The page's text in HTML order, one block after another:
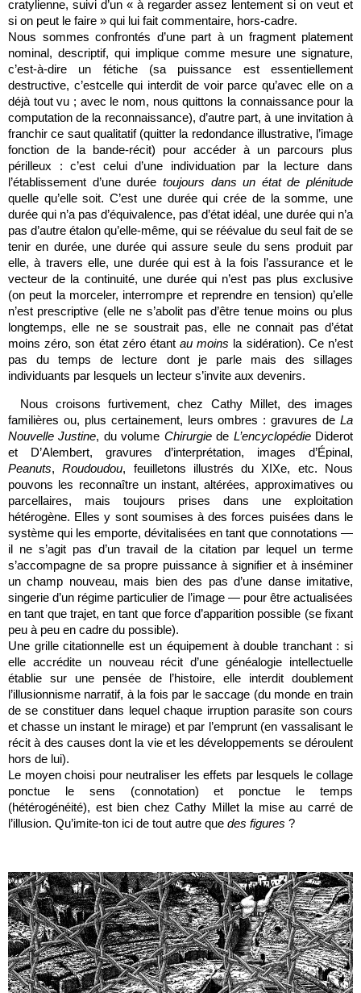
cratylienne, suivi d’un « à regarder assez lentement si on veut et
si on peut le faire » qui lui fait commentaire, hors-cadre.
Nous sommes confrontés d’une part à un fragment platement
nominal, descriptif, qui implique comme mesure une signature,
c’est-à-dire un fétiche (sa puissance est essentiellement
destructive, c’estcelle qui interdit de voir parce qu’avec elle on a
déjà tout vu ; avec le nom, nous quittons la connaissance pour la
computation de la reconnaissance), d’autre part, à une invitation à
franchir ce saut qualitatif (quitter la redondance illustrative, l’image
fonction de la bande-récit) pour accéder à un parcours plus
périlleux : c’est celui d’une individuation par la lecture dans
l’établissement d’une durée toujours dans un état de plénitude
quelle qu’elle soit. C’est une durée qui crée de la somme, une
durée qui n’a pas d’équivalence, pas d’état idéal, une durée qui n’a
pas d’autre étalon qu’elle-même, qui se réévalue du seul fait de se
tenir en durée, une durée qui assure seule du sens produit par
elle, à travers elle, une durée qui est à la fois l’assurance et le
vecteur de la continuité, une durée qui n’est pas plus exclusive
(on peut la morceler, interrompre et reprendre en tension) qu’elle
n’est prescriptive (elle ne s’abolit pas d’être tenue moins ou plus
longtemps, elle ne se soustrait pas, elle ne connait pas d’état
moins zéro, son état zéro étantau moins la sidération). Ce n’est
pas du temps de lecture dont je parle mais des sillages
individuants par lesquels un lecteur s’invite aux devenirs.
Nous croisons furtivement, chez Cathy Millet, des images
familières ou, plus certainement, leurs ombres : gravures de La
Nouvelle Justine, du volume Chirurgiede L’encyclopédieDiderot
et D’Alembert, gravures d’interprétation, images d’Épinal,
Peanuts,Roudoudou, feuilletons illustrés du XIXe, etc. Nous
pouvons les reconnaître un instant, altérées, approximatives ou
parcellaires, mais toujours prises dans une exploitation
hétérogène. Elles y sont soumises à des forces puisées dans le
système qui les emporte, dévitalisées en tant que connotations —
il ne s’agit pas d’un travail de la citation par lequel un terme
s’accompagne de sa propre puissance à signifier et à inséminer
un champ nouveau, mais bien des pas d’une danse imitative,
singerie d’un régime particulier de l’image — pour être actualisées
en tant que trajet, en tant que force d’apparition possible (se fixant
peu à peu en cadre du possible).
Une grille citationnelle est un équipement à double tranchant : si
elle accrédite un nouveau récit d’une généalogie intellectuelle
établie sur une pensée de l’histoire, elle interdit doublement
l’illusionnisme narratif, à la fois par le saccage (du monde en train
de se constituer dans lequel chaque irruption parasite son cours
et chasse un instant le mirage) et par l’emprunt (en vassalisant le
récit à des causes dont la vie et les développements se déroulent
hors de lui).
Le moyen choisi pour neutraliser les effets par lesquels le collage
ponctue le sens (connotation) et ponctue le temps
(hétérogénéité), est bien chez Cathy Millet la mise au carré de
l’illusion. Qu’imite-ton ici de tout autre que des figures ?